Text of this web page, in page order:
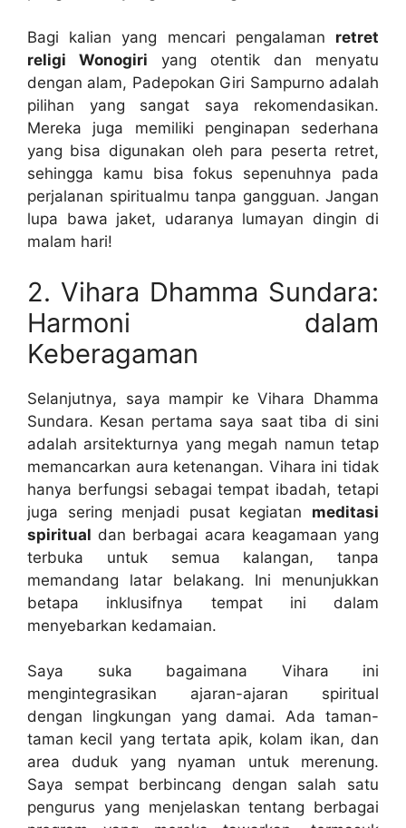
Bagi kalian yang mencari pengalaman retret
religi Wonogiri yang otentik dan menyatu
dengan alam, Padepokan Giri Sampurno adalah
pilihan yang sangat saya rekomendasikan.
Mereka juga memiliki penginapan sederhana
yang bisa digunakan oleh para peserta retret,
sehingga kamu bisa fokus sepenuhnya pada
perjalanan spiritualmu tanpa gangguan. Jangan
lupa bawa jaket, udaranya lumayan dingin di
malam hari!
2. Vihara Dhamma Sundara:
Harmoni dalam
Keberagaman
Selanjutnya, saya mampir ke Vihara Dhamma
Sundara. Kesan pertama saya saat tiba di sini
adalah arsitekturnya yang megah namun tetap
memancarkan aura ketenangan. Vihara ini tidak
hanya berfungsi sebagai tempat ibadah, tetapi
juga sering menjadi pusat kegiatan meditasi
spiritual dan berbagai acara keagamaan yang
terbuka untuk semua kalangan, tanpa
memandang latar belakang. Ini menunjukkan
betapa inklusifnya tempat ini dalam
menyebarkan kedamaian.
Saya suka bagaimana Vihara ini
mengintegrasikan ajaran-ajaran spiritual
dengan lingkungan yang damai. Ada taman-
taman kecil yang tertata apik, kolam ikan, dan
area duduk yang nyaman untuk merenung.
Saya sempat berbincang dengan salah satu
pengurus yang menjelaskan tentang berbagai